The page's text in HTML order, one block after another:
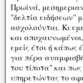
Πρωϊνά,
"δελτία ειδήσεων"
ασχολούνται. Κι
και
εμείς έτσι ή κάπως
για πέρα
του τίποτα" και
υπηρετώντας το